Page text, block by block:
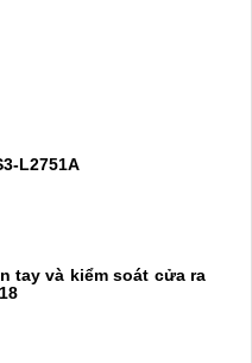
L2751A
tay và kiểm soát cửa ra